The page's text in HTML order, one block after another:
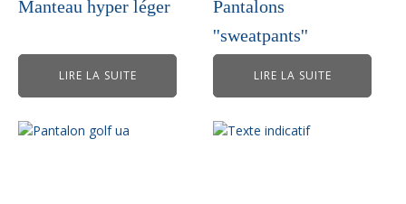
Manteau hyper léger
LIRE LA SUITE
Pantalons
''sweatpants''
LIRE LA SUITE